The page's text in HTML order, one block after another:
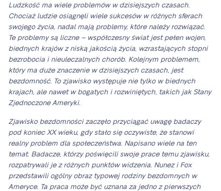
Ludzkość ma wiele problemów w dzisiejszych czasach.
Chociaż ludzie osiągnęli wiele sukcesów w różnych sferach
swojego życia, nadal mają problemy, które należy rozwiązać.
Te problemy są liczne – współczesny świat jest pełen wojen,
biednych krajów z niską jakością życia, wzrastających stopni
bezrobocia i nieuleczalnych chorób. Kolejnym problemem,
który ma duże znaczenie w dzisiejszych czasach, jest
bezdomność. To zjawisko występuje nie tylko w biednych
krajach, ale nawet w bogatych i rozwiniętych, takich jak Stany
Zjednoczone Ameryki.
Zjawisko bezdomności zaczęło przyciągać uwagę badaczy
pod koniec XX wieku, gdy stało się oczywiste, że stanowi
realny problem dla społeczeństwa. Napisano wiele na ten
temat. Badacze, którzy poświęcili swoje prace temu zjawisku,
rozpatrywali je z różnych punktów widzenia. Nunez i Fox
przedstawili ogólny obraz typowej rodziny bezdomnych w
Ameryce. Ta praca może być uznana za jedno z pierwszych